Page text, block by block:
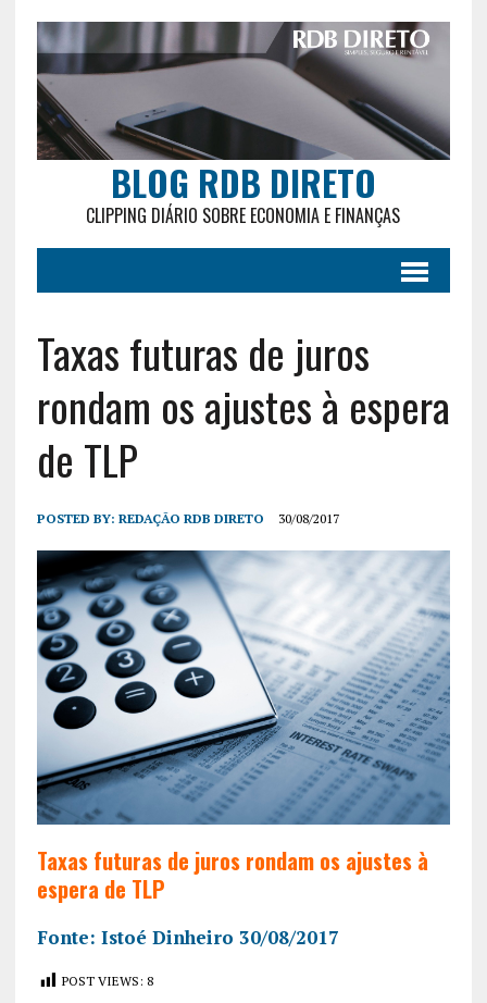
BLOG RDB DIRETO
CLIPPING DIÁRIO SOBRE ECONOMIA E FINANÇAS
Taxas futuras de juros
rondam os ajustes à espera
de TLP
POSTED BY: REDAÇÃO RDB DIRETO 30/08/2017
Taxas futuras de juros rondam os ajustes à
espera de TLP
Fonte: Istoé Dinheiro 30/08/2017
POST VIEWS: 8